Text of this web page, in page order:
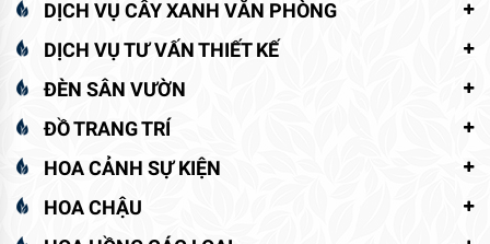
DỊCH VỤ CÂY XANH VĂN PHÒNG
DỊCH VỤ TƯ VẤN THIẾT KẾ
ĐÈN SÂN VƯỜN
ĐỒ TRANG TRÍ
HOA CẢNH SỰ KIỆN
HOA CHẬU